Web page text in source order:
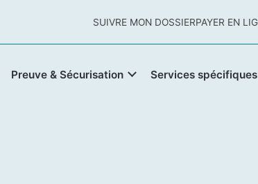
SUIVRE MON DOSSIERPAYER EN
Preuve & Sécurisation Services spécifiques